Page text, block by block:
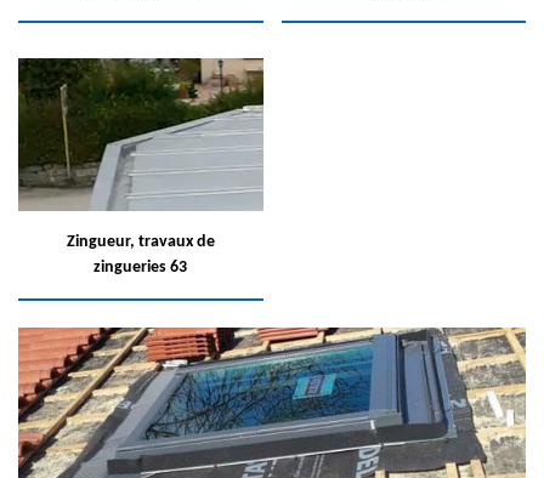
Zingueur, travaux de
zingueries 63